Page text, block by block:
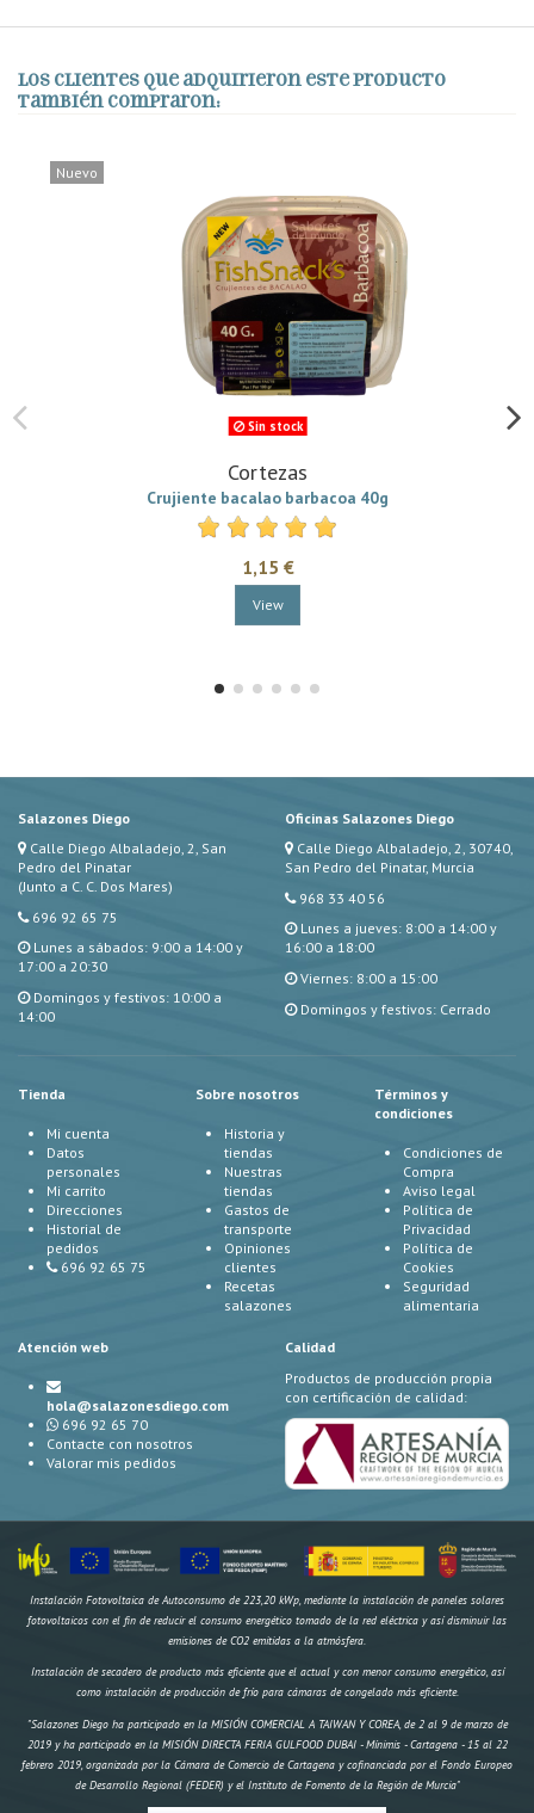
Los clientes que adquirieron este producto
también compraron:
Nuevo
Sin stock
Cortezas
Crujiente bacalao barbacoa 40g
1,15 €
View
Salazones Diego
Calle Diego Albaladejo, 2, San
Pedro del Pinatar
(Junto a C. C. Dos Mares)
696 92 65 75
Lunes a sábados: 9:00 a 14:00 y
17:00 a 20:30
Domingos y festivos: 10:00 a
14:00
Oficinas Salazones Diego
Calle Diego Albaladejo, 2, 30740,
San Pedro del Pinatar, Murcia
968 33 40 56
Lunes a jueves: 8:00 a 14:00 y
16:00 a 18:00
Viernes: 8:00 a 15:00
Domingos y festivos: Cerrado
Tienda
Mi cuenta
Datos
personales
Mi carrito
Direcciones
Historial de
pedidos
696 92 65 75
Sobre nosotros
Historia y
tiendas
Nuestras
tiendas
Gastos de
transporte
Opiniones
clientes
Recetas
salazones
Términos y
condiciones
Condiciones de
Compra
Aviso legal
Política de
Privacidad
Política de
Cookies
Seguridad
alimentaria
Atención web
hola@salazonesdiego.com
696 92 65 70
Contacte con nosotros
Valorar mis pedidos
Calidad
Productos de producción propia
con certificación de calidad:
Instalación Fotovoltaica de Autoconsumo de 223,20 kWp, mediante la instalación de paneles solares
fotovoltaicos con el fin de reducir el consumo energético tomado de la red eléctrica y así disminuir las
emisiones de CO2 emitidas a la atmósfera.
Instalación de secadero de producto más eficiente que el actual y con menor consumo energético, así
como instalación de producción de frío para cámaras de congelado más eficiente.
"Salazones Diego ha participado en la MISIÓN COMERCIAL A TAIWAN Y COREA, de 2 al 9 de marzo de
2019 y ha participado en la MISIÓN DIRECTA FERIA GULFOOD DUBAI - Mínimis - Cartagena - 15 al 22
febrero 2019, organizada por la Cámara de Comercio de Cartagena y cofinanciada por el Fondo Europeo
de Desarrollo Regional (FEDER) y el Instituto de Fomento de la Región de Murcia"